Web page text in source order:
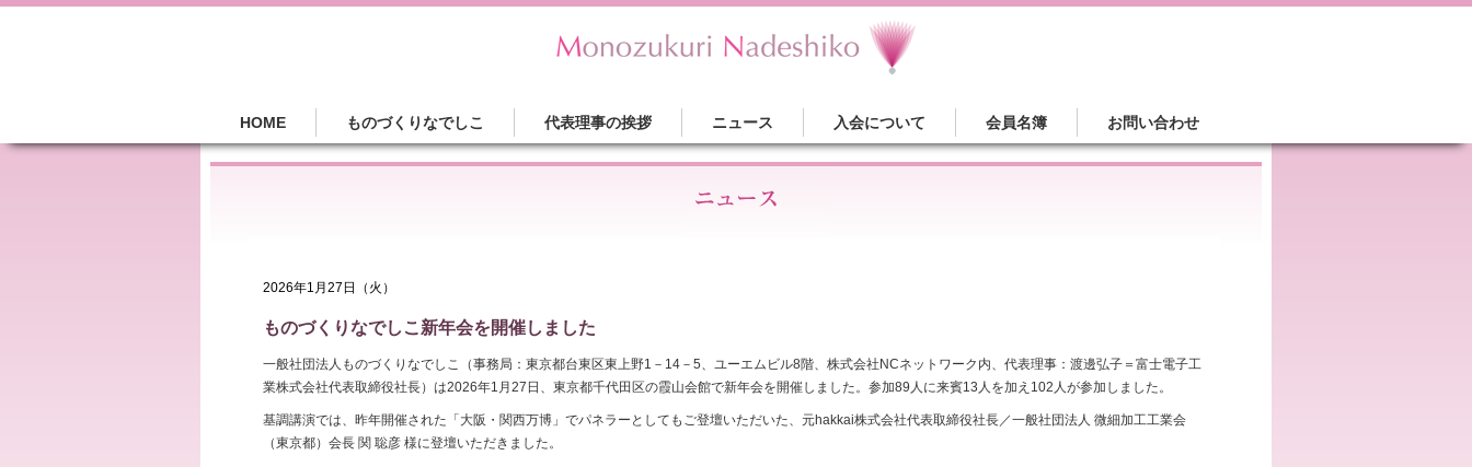
HOME ものづくりなでしこ 代表理事の挨拶 ニュース 入会について 会員名簿 お問い合わせ
2026年1月27日（火）
ものづくりなでしこ新年会を開催しました
一般社団法人ものづくりなでしこ（事務局：東京都台東区東上野1－14－5、ユーエムビル8階、株式会社NCネットワーク内、代表理事：渡邊弘子＝富士電子工
業株式会社代表取締役社長）は2026年1月27日、東京都千代田区の霞山会館で新年会を開催しました。参加89人に来賓13人を加え102人が参加しました。
基調講演では、昨年開催された「大阪・関西万博」でパネラーとしてもご登壇いただいた、元hakkai株式会社代表取締役社長／一般社団法人 微細加工工業会
（東京都）会長 関 聡彦 様に登壇いただきました。